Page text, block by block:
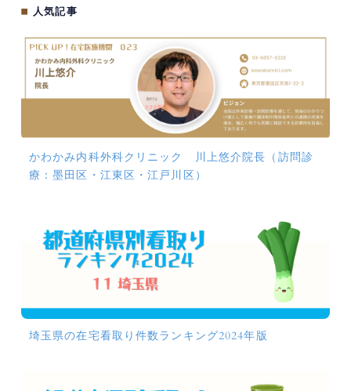
■ 人気記事
かわかみ内科外科クリニック 川上悠介院長（訪問診
療：墨田区・江東区・江戸川区）
埼玉県の在宅看取り件数ランキング2024年版